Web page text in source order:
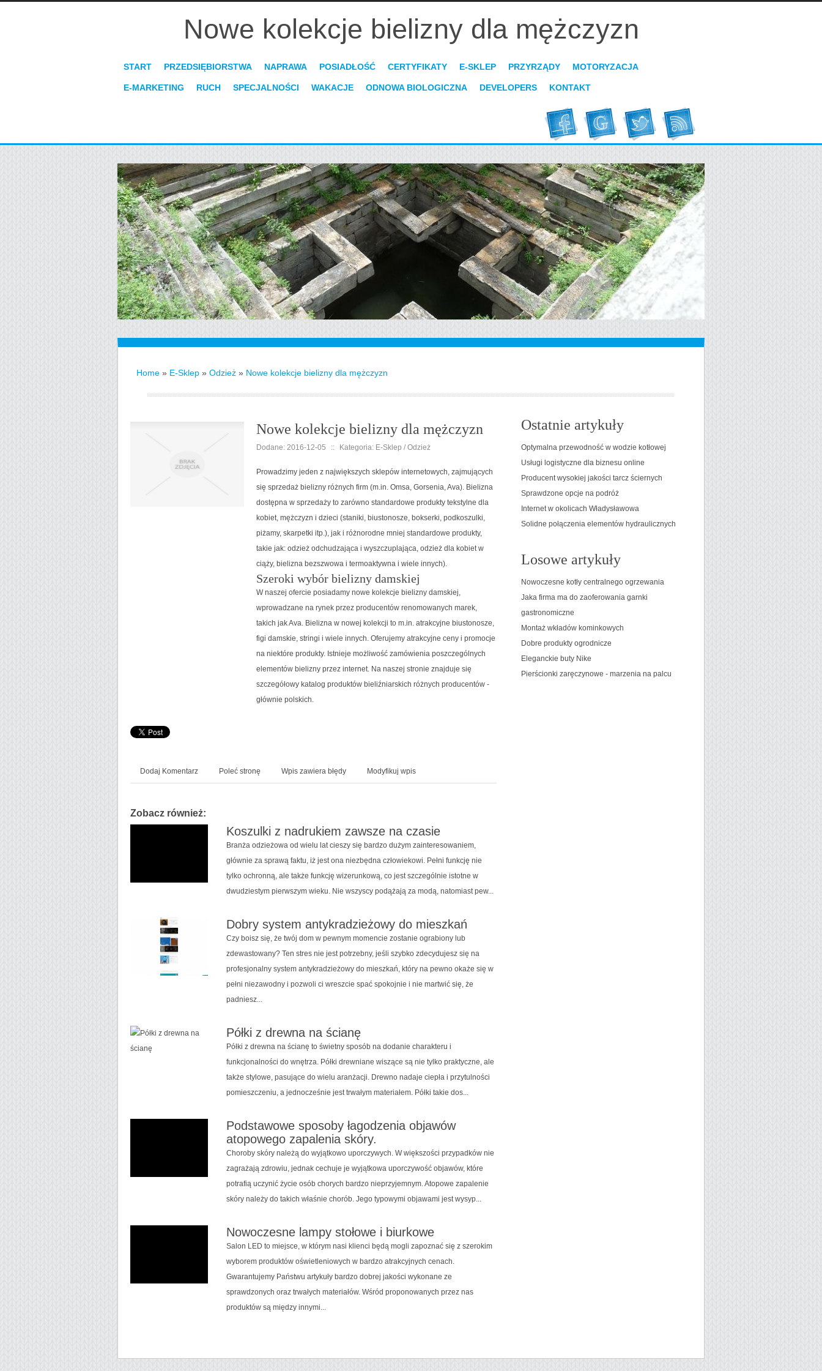
Nowe kolekcje bielizny dla mężczyzn
START PRZEDSIĘBIORSTWA NAPRAWA POSIADŁOŚĆ CERTYFIKATY E-SKLEP PRZYRZĄDY MOTORYZACJA
E-MARKETING RUCH SPECJALNOŚCI WAKACJE ODNOWA BIOLOGICZNA DEVELOPERS KONTAKT
Home » E-Sklep » Odzież » Nowe kolekcje bielizny dla mężczyzn
Nowe kolekcje bielizny dla mężczyzn
Dodane: 2016-12-05 :: Kategoria: E-Sklep / Odzież
Prowadzimy jeden z największych sklepów internetowych, zajmujących
się sprzedaż bielizny różnych firm (m.in. Omsa, Gorsenia, Ava). Bielizna
dostępna w sprzedaży to zarówno standardowe produkty tekstylne dla
kobiet, mężczyzn i dzieci (staniki, biustonosze, bokserki, podkoszulki,
piżamy, skarpetki itp.), jak i różnorodne mniej standardowe produkty,
takie jak: odzież odchudzająca i wyszczuplająca, odzież dla kobiet w
ciąży, bielizna bezszwowa i termoaktywna i wiele innych).
Szeroki wybór bielizny damskiej
W naszej ofercie posiadamy nowe kolekcje bielizny damskiej,
wprowadzane na rynek przez producentów renomowanych marek,
takich jak Ava. Bielizna w nowej kolekcji to m.in. atrakcyjne biustonosze,
figi damskie, stringi i wiele innych. Oferujemy atrakcyjne ceny i promocje
na niektóre produkty. Istnieje możliwość zamówienia poszczególnych
elementów bielizny przez internet. Na naszej stronie znajduje się
szczegółowy katalog produktów bieliźniarskich różnych producentów -
głównie polskich.
Dodaj Komentarz Poleć stronę Wpis zawiera błędy Modyfikuj wpis
Zobacz również:
Koszulki z nadrukiem zawsze na czasie
Branża odzieżowa od wielu lat cieszy się bardzo dużym zainteresowaniem,
głównie za sprawą faktu, iż jest ona niezbędna człowiekowi. Pełni funkcję nie
tylko ochronną, ale także funkcję wizerunkową, co jest szczególnie istotne w
dwudziestym pierwszym wieku. Nie wszyscy podążają za modą, natomiast pew...
Dobry system antykradzieżowy do mieszkań
Czy boisz się, że twój dom w pewnym momencie zostanie ograbiony lub
zdewastowany? Ten stres nie jest potrzebny, jeśli szybko zdecydujesz się na
profesjonalny system antykradzieżowy do mieszkań, który na pewno okaże się w
pełni niezawodny i pozwoli ci wreszcie spać spokojnie i nie martwić się, że
padniesz...
Półki z drewna na ścianę
Półki z drewna na ścianę to świetny sposób na dodanie charakteru i
funkcjonalności do wnętrza. Półki drewniane wiszące są nie tylko praktyczne, ale
także stylowe, pasujące do wielu aranżacji. Drewno nadaje ciepła i przytulności
pomieszczeniu, a jednocześnie jest trwałym materiałem. Półki takie dos...
Podstawowe sposoby łagodzenia objawów
atopowego zapalenia skóry.
Choroby skóry należą do wyjątkowo uporczywych. W większości przypadków nie
zagrażają zdrowiu, jednak cechuje je wyjątkowa uporczywość objawów, które
potrafią uczynić życie osób chorych bardzo nieprzyjemnym. Atopowe zapalenie
skóry należy do takich właśnie chorób. Jego typowymi objawami jest wysyp...
Nowoczesne lampy stołowe i biurkowe
Salon LED to miejsce, w którym nasi klienci będą mogli zapoznać się z szerokim
wyborem produktów oświetleniowych w bardzo atrakcyjnych cenach.
Gwarantujemy Państwu artykuły bardzo dobrej jakości wykonane ze
sprawdzonych oraz trwałych materiałów. Wśród proponowanych przez nas
produktów są między innymi...
Ostatnie artykuły
Optymalna przewodność w wodzie kotłowej
Usługi logistyczne dla biznesu online
Producent wysokiej jakości tarcz ściernych
Sprawdzone opcje na podróż
Internet w okolicach Władysławowa
Solidne połączenia elementów hydraulicznych
Losowe artykuły
Nowoczesne kotły centralnego ogrzewania
Jaka firma ma do zaoferowania garnki
gastronomiczne
Montaż wkładów kominkowych
Dobre produkty ogrodnicze
Eleganckie buty Nike
Pierścionki zaręczynowe - marzenia na palcu